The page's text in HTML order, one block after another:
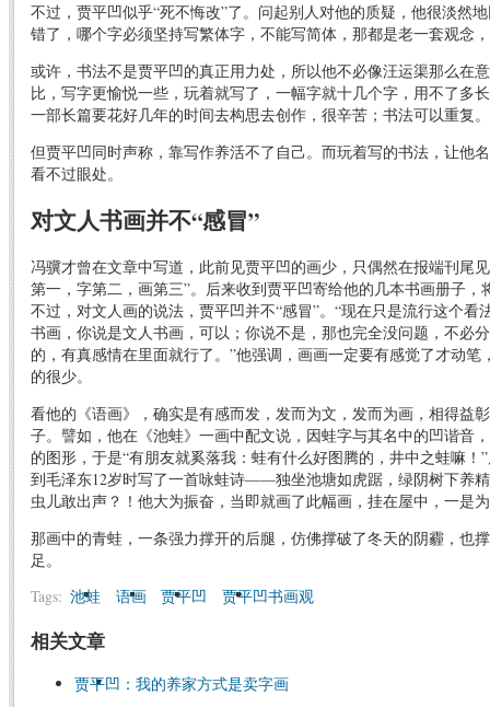
不过，贾平凹似乎“死不悔改”了。问起别人对他的质疑，他很淡然
错了，哪个字必须坚持写繁体字，不能写简体，那都是老一套观念
或许，书法不是贾平凹的真正用力处，所以他不必像汪运渠那么在
比，写字更愉悦一些，玩着就写了，一幅字就十几个字，用不了多
一部长篇要花好几年的时间去构思去创作，很辛苦；书法可以重复
但贾平凹同时声称，靠写作养活不了自己。而玩着写的书法，让他
看不过眼处。
对文人书画并不“感冒”
冯骥才曾在文章中写道，此前见贾平凹的画少，只偶然在报端刊尾
第一，字第二，画第三”。后来收到贾平凹寄给他的几本书画册子，
不过，对文人画的说法，贾平凹并不“感冒”。“现在只是流行这个看
书画，你说是文人书画，可以；你说不是，那也完全没问题，不必
的，有真感情在里面就行了。”他强调，画画一定要有感觉了才动
的很少。
看他的《语画》，确实是有感而发，发而为文，发而为画，相得益
子。譬如，他在《池蛙》一画中配文说，因蛙字与其名中的凹谐音
的图形，于是“有朋友就奚落我：蛙有什么好图腾的，井中之蛙嘛！
到毛泽东12岁时写了一首咏蛙诗——独坐池塘如虎踞，绿阴树下养
虫儿敢出声？！他大为振奋，当即就画了此幅画，挂在屋中，一是
那画中的青蛙，一条强力撑开的后腿，仿佛撑破了冬天的阴霾，也
足。
Tags: 池蛙 语画 贾平凹 贾平凹书画观
相关文章
贾平凹：我的养家方式是卖字画